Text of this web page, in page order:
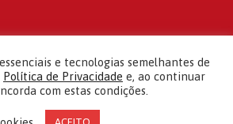
Todos os direitos reservados
e tecnologias semelhantes de
Política de Privacidade e, ao continuar
com estas condições.